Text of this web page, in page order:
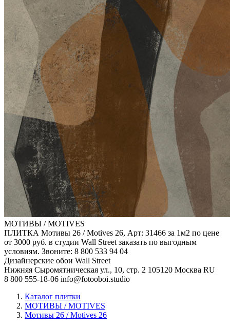
МОТИВЫ / MOTIVES
ПЛИТКА Мотивы 26 / Motives 26, Арт: 31466 за 1м2 по цене
от 3000 руб. в студии Wall Street заказать по выгодным
условиям. Звоните: 8 800 533 94 04
Дизайнерские обои Wall Street
Нижняя Сыромятническая ул., 10, стр. 2 105120 Москва RU
8 800 555-18-06 info@fotooboi.studio
Каталог плитки
МОТИВЫ / MOTIVES
Мотивы 26 / Motives 26